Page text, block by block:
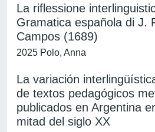
La riflessione
Gramatica española di J.
Campos (1689)
2025 Polo, Anna
La variación
de textos pedagógicos
publicados en Argentina
mitad del siglo XX